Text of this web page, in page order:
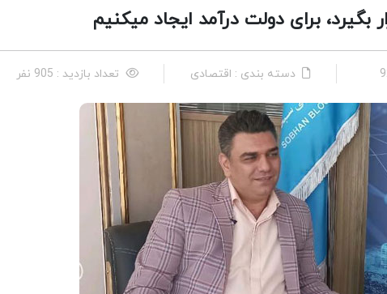
بگیرد، برای دولت درآمد ایجاد میکنیم
دسته بندی : اقتصادی تعداد بازدید : 905 نفر